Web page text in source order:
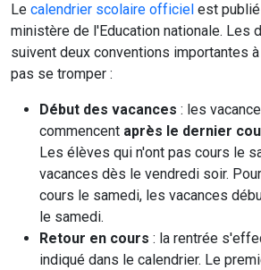
Le calendrier scolaire officiel est
ministère de l'Education nationale. Les
suivent deux conventions importantes
pas se tromper :
Début des vacances : les
commencent après le dernier
Les élèves qui n'ont pas cours le
vacances dès le vendredi soir.
cours le samedi, les vacances
le samedi.
Retour en cours : la rentrée
indiqué dans le calendrier. Le